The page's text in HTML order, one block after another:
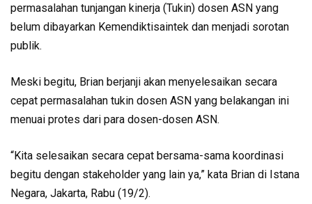
permasalahan tunjangan kinerja (Tukin) dosen ASN yang
belum dibayarkan Kemendiktisaintek dan menjadi sorotan
publik.
Meski begitu, Brian berjanji akan menyelesaikan secara
cepat permasalahan tukin dosen ASN yang belakangan ini
menuai protes dari para dosen-dosen ASN.
“Kita selesaikan secara cepat bersama-sama koordinasi
begitu dengan stakeholder yang lain ya,” kata Brian di Istana
Negara, Jakarta, Rabu (19/2).